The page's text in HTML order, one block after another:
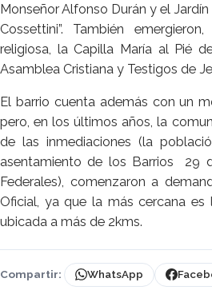
Monseñor Alfonso Durán y el
Cossettini”. También
religiosa, la Capilla María al Pié
Asamblea Cristiana y Testigos de
El barrio cuenta además con un
pero, en los últimos años, la
de las inmediaciones (la
asentamiento de los Barrios 29
Federales), comenzaron a
Oficial, ya que la más cercana
ubicada a más de 2kms.
Compartir: WhatsApp